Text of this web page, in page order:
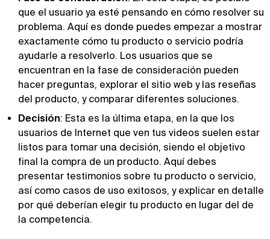
que el usuario ya esté pensando en cómo resolver su
problema. Aquí es donde puedes empezar a mostrar
exactamente cómo tu producto o servicio podría
ayudarle a resolverlo. Los usuarios que se
encuentran en la fase de consideración pueden
hacer preguntas, explorar el sitio web y las reseñas
del producto, y comparar diferentes soluciones.
Decisión: Esta es la última etapa, en la que los
usuarios de Internet que ven tus videos suelen estar
listos para tomar una decisión, siendo el objetivo
final la compra de un producto. Aquí debes
presentar testimonios sobre tu producto o servicio,
así como casos de uso exitosos, y explicar en detalle
por qué deberían elegir tu producto en lugar del de
la competencia.